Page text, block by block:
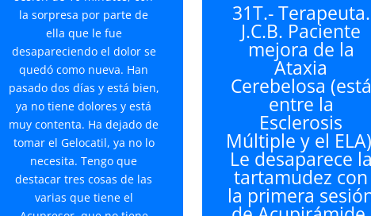
la sorpresa por parte de
ella que le fue
desapareciendo el dolor se
quedó como nueva. Han
pasado dos días y está bien,
ya no tiene dolores y está
muy contenta. Ha dejado de
tomar el Gelocatil, ya no lo
necesita. Tengo que
destacar tres cosas de las
varias que tiene el
flecha
arriba/
para
o
disminuir
el
volumen.
31T.- Terapeuta.
J.C.B. Paciente
mejora de la
Ataxia
Cerebelosa (está
entre la
Esclerosis
Múltiple y el
Le desaparece la
tartamudez con
la primera